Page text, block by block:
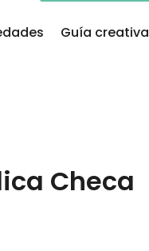
Guía creativa
Checa